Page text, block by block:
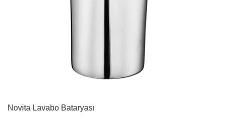
Novita Lavabo Bataryası